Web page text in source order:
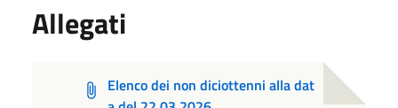
Allegati
Elenco dei non diciottenni alla dat